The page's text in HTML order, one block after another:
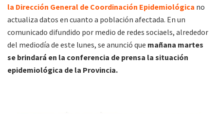
la Dirección General de Coordinación Epidemiológica no
actualiza datos en cuanto a población afectada. En un
comunicado difundido por medio de redes sociaels, alrededor
del mediodía de este lunes, se anunció que mañana martes
se brindará en la conferencia de prensa la situación
epidemiológica de la Provincia.